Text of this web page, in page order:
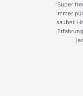
“Super
immer
sauber.